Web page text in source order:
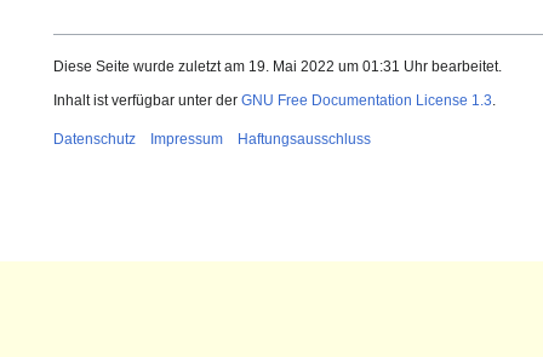
Diese Seite wurde zuletzt am 19. Mai 2022 um 01:31 Uhr bearbeitet.
Inhalt ist verfügbar unter der GNU Free Documentation License 1.3.
Datenschutz Impressum Haftungsausschluss